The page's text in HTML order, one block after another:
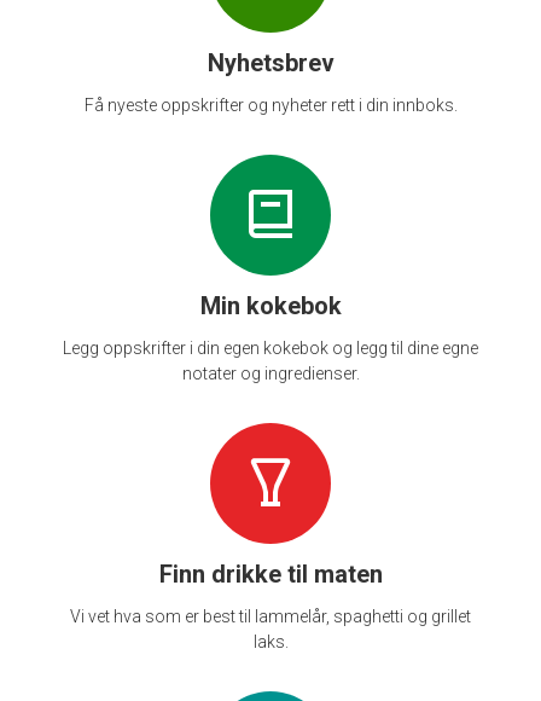
Nyhetsbrev
Få nyeste oppskrifter og nyheter rett i din innboks.
Min kokebok
Legg oppskrifter i din egen kokebok og legg til dine egne
notater og ingredienser.
Finn drikke til maten
Vi vet hva som er best til lammelår, spaghetti og grillet
laks.